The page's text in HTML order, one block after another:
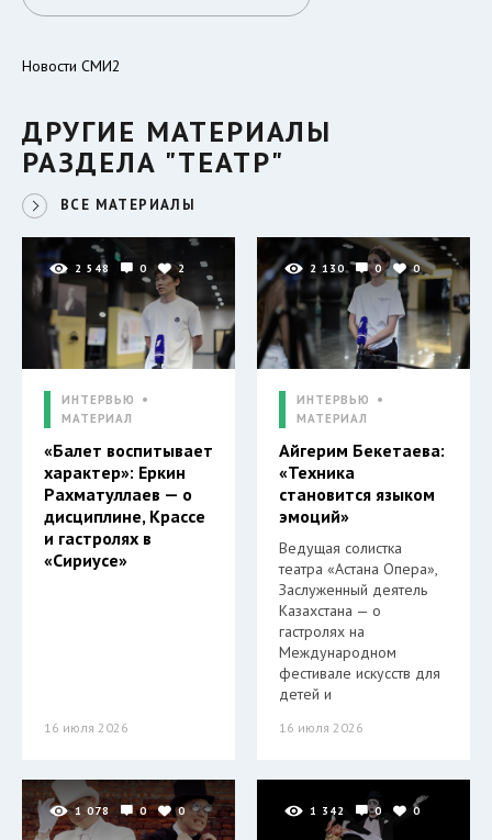
Новости СМИ2
ДРУГИЕ МАТЕРИАЛЫ
РАЗДЕЛА "ТЕАТР"
ВСЕ МАТЕРИАЛЫ
2 548 0 2
ИНТЕРВЬЮ
МАТЕРИАЛ
«Балет воспитывает
характер»: Еркин
Рахматуллаев — о
дисциплине, Крассе
и гастролях в
«Сириусе»
16 июля 2026
2 130 0 0
ИНТЕРВЬЮ
МАТЕРИАЛ
Айгерим Бекетаева:
«Техника
становится языком
эмоций»
Ведущая солистка
театра «Астана Опера»,
Заслуженный деятель
Казахстана — о
гастролях на
Международном
фестивале искусств для
детей и
16 июля 2026
1 078 0 0 1 342 0 0